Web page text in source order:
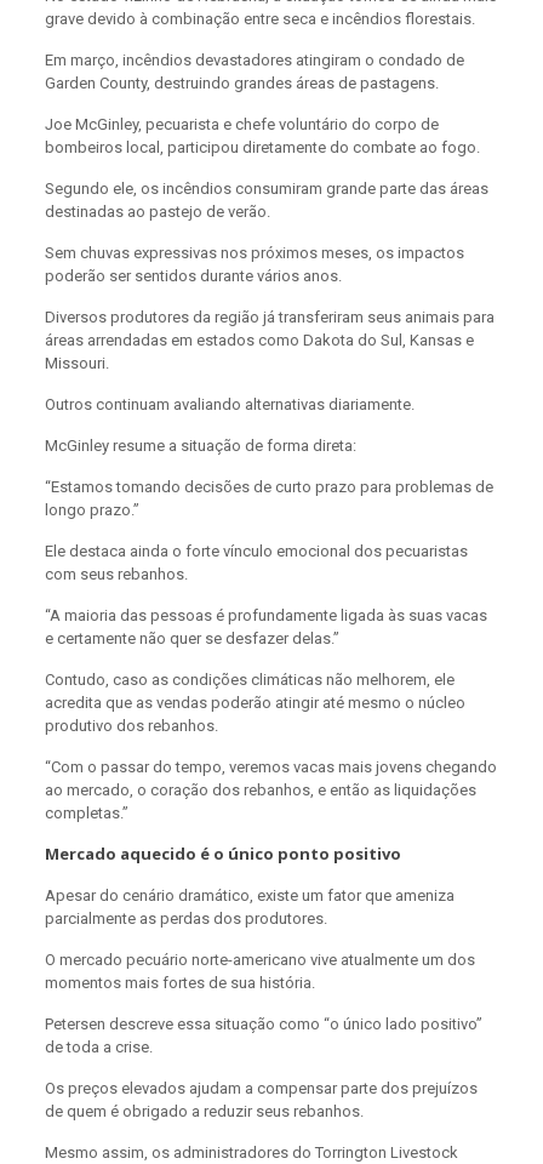
grave devido à combinação entre seca e incêndios florestais.
Em março, incêndios devastadores atingiram o condado de
Garden County, destruindo grandes áreas de pastagens.
Joe McGinley, pecuarista e chefe voluntário do corpo de
bombeiros local, participou diretamente do combate ao fogo.
Segundo ele, os incêndios consumiram grande parte das áreas
destinadas ao pastejo de verão.
Sem chuvas expressivas nos próximos meses, os impactos
poderão ser sentidos durante vários anos.
Diversos produtores da região já transferiram seus animais para
áreas arrendadas em estados como Dakota do Sul, Kansas e
Missouri.
Outros continuam avaliando alternativas diariamente.
McGinley resume a situação de forma direta:
“Estamos tomando decisões de curto prazo para problemas de
longo prazo.”
Ele destaca ainda o forte vínculo emocional dos pecuaristas
com seus rebanhos.
“A maioria das pessoas é profundamente ligada às suas vacas
e certamente não quer se desfazer delas.”
Contudo, caso as condições climáticas não melhorem, ele
acredita que as vendas poderão atingir até mesmo o núcleo
produtivo dos rebanhos.
“Com o passar do tempo, veremos vacas mais jovens chegando
ao mercado, o coração dos rebanhos, e então as liquidações
completas.”
Mercado aquecido é o único ponto positivo
Apesar do cenário dramático, existe um fator que ameniza
parcialmente as perdas dos produtores.
O mercado pecuário norte-americano vive atualmente um dos
momentos mais fortes de sua história.
Petersen descreve essa situação como “o único lado positivo”
de toda a crise.
Os preços elevados ajudam a compensar parte dos prejuízos
de quem é obrigado a reduzir seus rebanhos.
Mesmo assim, os administradores do Torrington Livestock